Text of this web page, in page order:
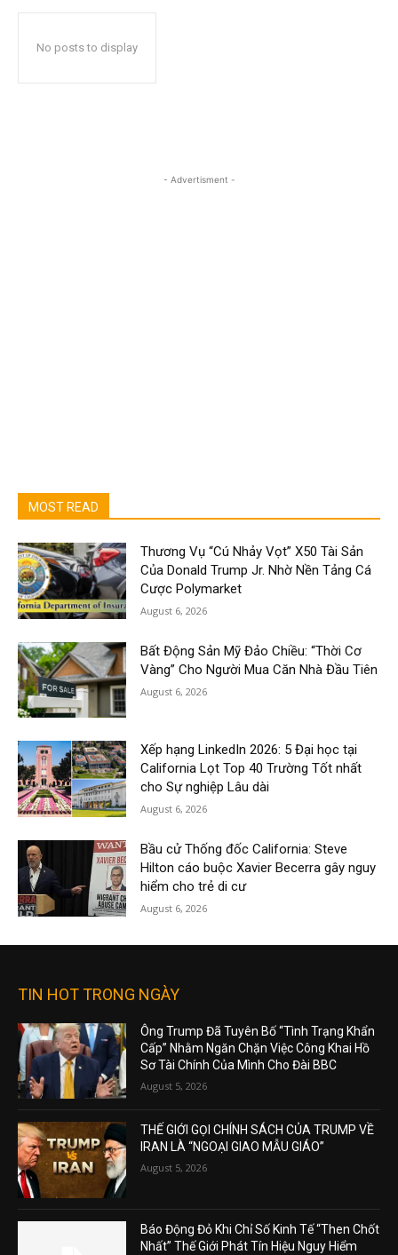
No posts to display
- Advertisment -
MOST READ
Thương Vụ “Cú Nhảy Vọt” X50 Tài Sản
Của Donald Trump Jr. Nhờ Nền Tảng Cá
Cược Polymarket
August 6, 2026
Bất Động Sản Mỹ Đảo Chiều: “Thời Cơ
Vàng” Cho Người Mua Căn Nhà Đầu Tiên
August 6, 2026
Xếp hạng LinkedIn 2026: 5 Đại học tại
California Lọt Top 40 Trường Tốt nhất
cho Sự nghiệp Lâu dài
August 6, 2026
Bầu cử Thống đốc California: Steve
Hilton cáo buộc Xavier Becerra gây nguy
hiểm cho trẻ di cư
August 6, 2026
TIN HOT TRONG NGÀY
Ông Trump Đã Tuyên Bố “Tình Trạng Khẩn
Cấp” Nhằm Ngăn Chặn Việc Công Khai Hồ
Sơ Tài Chính Của Mình Cho Đài BBC
August 5, 2026
THẾ GIỚI GỌI CHÍNH SÁCH CỦA TRUMP VỀ
IRAN LÀ “NGOẠI GIAO MẪU GIÁO”
August 5, 2026
Báo Động Đỏ Khi Chỉ Số Kinh Tế “Then Chốt
Nhất” Thế Giới Phát Tín Hiệu Nguy Hiểm